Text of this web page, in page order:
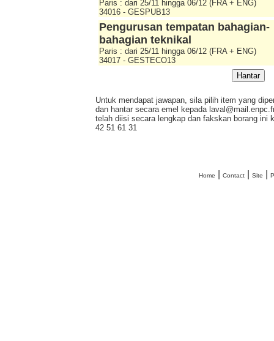
Paris : dari 25/11 hingga 06/12 (FRA + ENG)
34016 - GESPUB13
Pengurusan tempatan bahagian-
bahagian teknikal
Paris : dari 25/11 hingga 06/12 (FRA + ENG)
34017 - GESTECO13
Untuk mendapat jawapan, sila pilih item yang
dan hantar secara emel kepada
telah diisi secara lengkap dan fakskan borang ini
42 51 61 31
Home Contact| Site